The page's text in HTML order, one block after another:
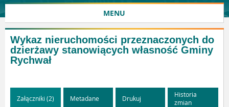
MENU
Wykaz nieruchomości przeznaczonych do
dzierżawy stanowiących własność Gminy
Rychwał
Załączniki (2) Metadane Drukuj
Historia
zmian